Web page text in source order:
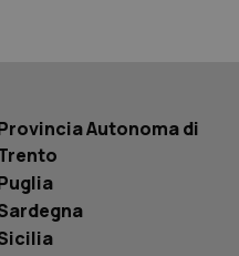
Autonoma di
di accesso per
Analytics